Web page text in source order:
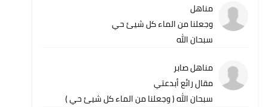
مناهل
وجعلنا من الماء كل شيئ حي
سبحان الله
مناهل صابر
مقال رائع أبدعتي
سبحان الله ( وجعلنا من الماء كل شيئ حي )